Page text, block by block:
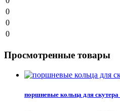
0
0
0
Просмотренные товары
поршневые кольца для